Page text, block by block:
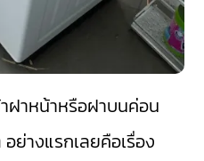
ฝาหน้าหรือฝาบนค่อน
ย่างแรกเลยคือเรื่อง